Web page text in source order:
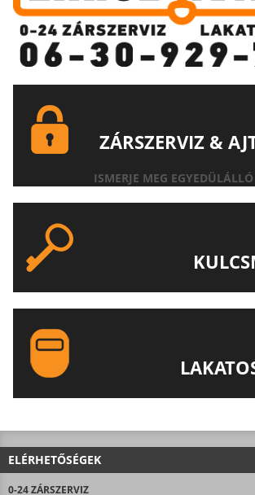
ZÁRSZERVIZ &
ISMERJE MEG
ELÉRHETŐSÉGEK
0-24 ZÁRSZERVIZ